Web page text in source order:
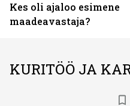
Kes oli ajaloo esimene
maadeavastaja?
KURITÖÖ JA